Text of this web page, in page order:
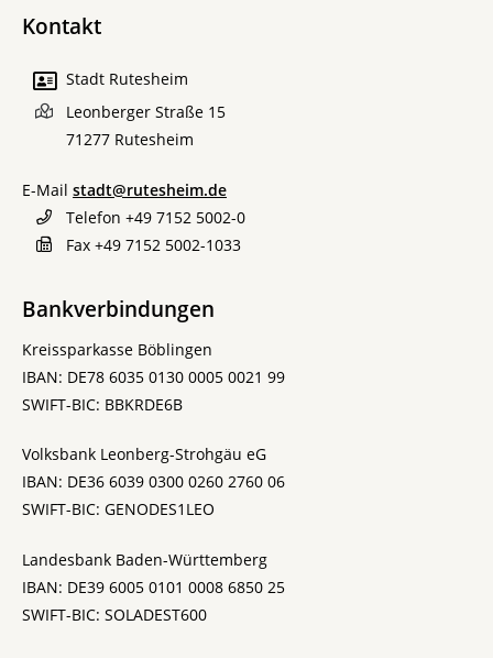
Kontakt
Stadt Rutesheim
Leonberger Straße 15
71277 Rutesheim
E-Mail stadt@rutesheim.de
Telefon +49 7152 5002-0
Fax +49 7152 5002-1033
Bankverbindungen
Kreissparkasse Böblingen
IBAN: DE78 6035 0130 0005 0021 99
SWIFT-BIC: BBKRDE6B
Volksbank Leonberg-Strohgäu eG
IBAN: DE36 6039 0300 0260 2760 06
SWIFT-BIC: GENODES1LEO
Landesbank Baden-Württemberg
IBAN: DE39 6005 0101 0008 6850 25
SWIFT-BIC: SOLADEST600